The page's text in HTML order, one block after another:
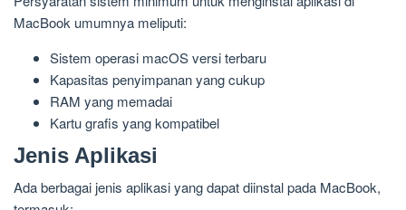
MacBook umumnya meliputi:
Sistem operasi macOS versi terbaru
Kapasitas penyimpanan yang cukup
RAM yang memadai
Kartu grafis yang kompatibel
Jenis Aplikasi
Ada berbagai jenis aplikasi yang dapat diinstal pada MacBook,